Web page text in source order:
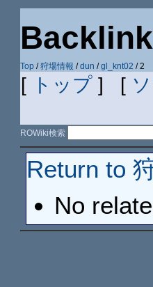
Top /狩場情報 /dun /gl_knt02 / 2
[ トップ] [
ROWiki検索
Return to
No